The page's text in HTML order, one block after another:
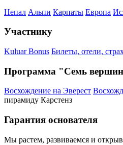
Непал Альпи Карпаты Европа
Участнику
Kuluar Bonus Билеты, отели,
Программа "Семь
Восхождение на Эверест
пирамиду Карстенз
Гарантия основателя
Мы растем, развиваемся и